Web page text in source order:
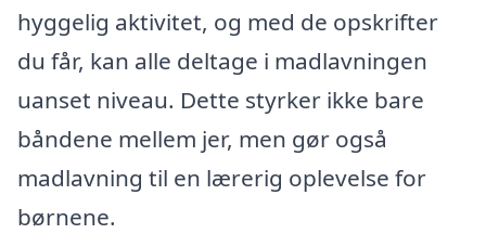
hyggelig aktivitet, og med de opskrifter
du får, kan alle deltage i madlavningen
uanset niveau. Dette styrker ikke bare
båndene mellem jer, men gør også
madlavning til en lærerig oplevelse for
børnene.